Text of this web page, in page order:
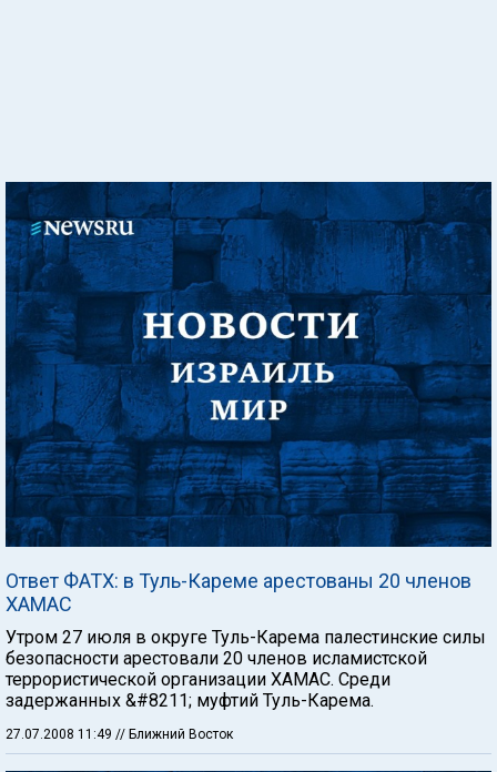
Ответ ФАТХ: в Туль-Кареме арестованы 20 членов
ХАМАС
Утром 27 июля в округе Туль-Карема палестинские силы
безопасности арестовали 20 членов исламистской
террористической организации ХАМАС. Среди
задержанных &#8211; муфтий Туль-Карема.
27.07.2008 11:49 // Ближний Восток